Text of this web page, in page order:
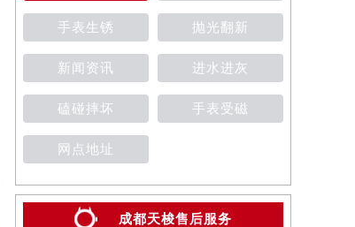
手表生锈 抛光翻新
新闻资讯 进水进灰
磕碰摔坏 手表受磁
网点地址
成都天梭售后服务